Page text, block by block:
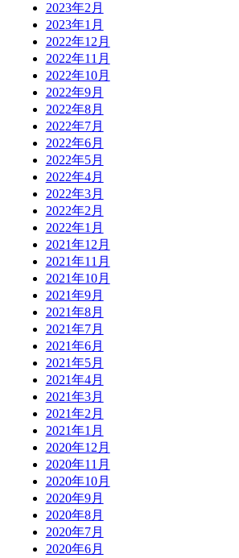
2023年2月
2023年1月
2022年12月
2022年11月
2022年10月
2022年9月
2022年8月
2022年7月
2022年6月
2022年5月
2022年4月
2022年3月
2022年2月
2022年1月
2021年12月
2021年11月
2021年10月
2021年9月
2021年8月
2021年7月
2021年6月
2021年5月
2021年4月
2021年3月
2021年2月
2021年1月
2020年12月
2020年11月
2020年10月
2020年9月
2020年8月
2020年7月
2020年6月